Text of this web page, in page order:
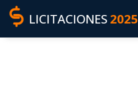
LICITACIONES 2025